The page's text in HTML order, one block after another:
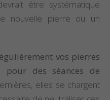
être systématique
nouvelle pierre ou un
vos pierres
pour des séances de
elles se chargent